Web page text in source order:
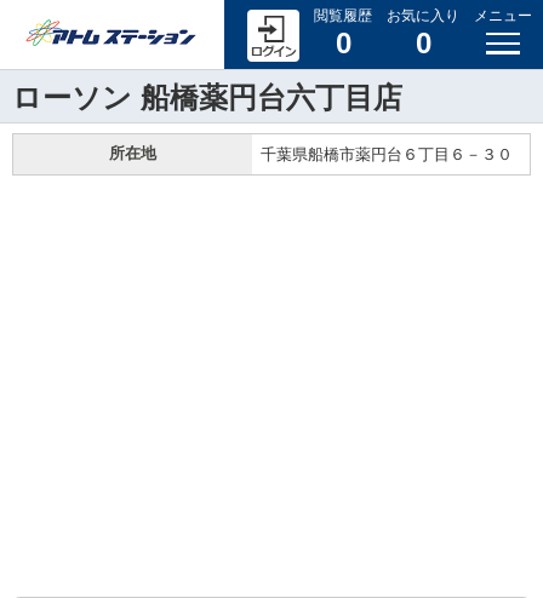
閲覧履歴
0
お気に入り
0
メニュー
ローソン 船橋薬円台六丁目店
所在地 千葉県船橋市薬円台６丁目６－３０